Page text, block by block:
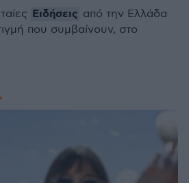
Ειδήσεις από την Ελλάδα
που συμβαίνουν, στο